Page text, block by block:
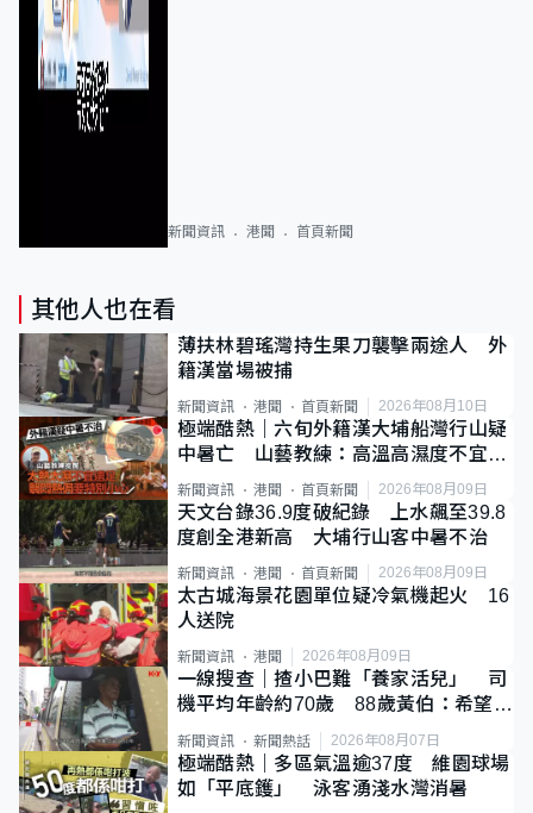
新聞資訊 港聞 首頁新聞
其他人也在看
薄扶林碧瑤灣持生果刀襲擊兩途人 外
籍漢當場被捕
新聞資訊 港聞 首頁新聞 2026年08月10日
極端酷熱｜六旬外籍漢大埔船灣行山疑
中暑亡 山藝教練：高溫高濕度不宜遠
足
新聞資訊 港聞 首頁新聞 2026年08月09日
天文台錄36.9度破紀錄 上水飆至39.8
度創全港新高 大埔行山客中暑不治
新聞資訊 港聞 首頁新聞 2026年08月09日
太古城海景花園單位疑冷氣機起火 16
人送院
新聞資訊 港聞 2026年08月09日
一線搜查｜揸小巴難「養家活兒」 司
機平均年齡約70歲 88歲黃伯：希望一
直揸落去
新聞資訊 新聞熱話 2026年08月07日
極端酷熱｜多區氣溫逾37度 維園球場
如「平底鑊」 泳客湧淺水灣消暑